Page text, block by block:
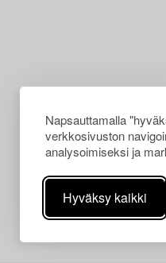
Napsauttamalla
verkkosivuston
analysoimiseksi ja
Hyväksy kaikki